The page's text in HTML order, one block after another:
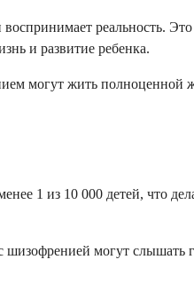
реальность.
и развитие ребенка.
могут жить полноценной
1 из 10 000 детей, что
шизофренией могут